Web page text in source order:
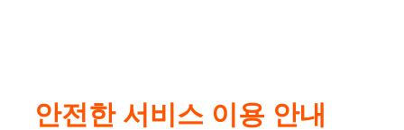
안전한 서비스 이용 안내